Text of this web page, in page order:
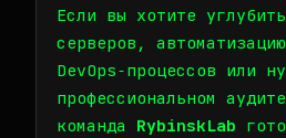
Если вы хотите
серверов, автоматизацию
DevOps‑процессов или
профессиональном
команда RybinskLab